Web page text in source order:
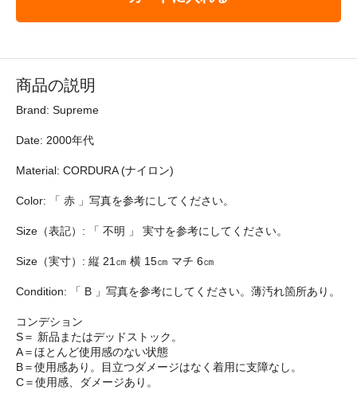
商品の説明
Brand: Supreme
Date: 2000年代
Material: CORDURA (ナイロン)
Color: 「 赤 」写真を参考にしてください。
Size（表記）: 「 不明 」 実寸を参考にしてください。
Size（実寸）: 縦 21㎝ 横 15㎝ マチ 6㎝
Condition: 「 B 」写真を参考にしてください。薄汚れ箇所あり。
コンデション
S＝ 新品またはデッドストック。
A＝ほとんど使用感のない状態
B＝使用感あり。目立つダメージはなく着用に支障なし。
C＝使用感、ダメージあり。